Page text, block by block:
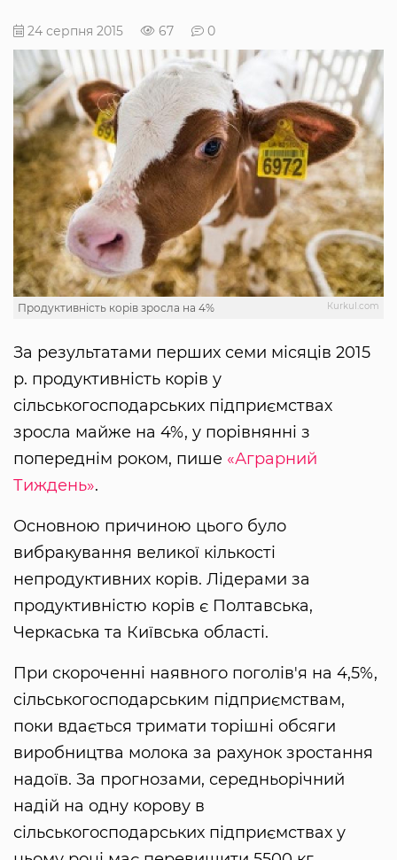
24 серпня 2015 67 0
Кurkul.com
Продуктивність корів зросла на 4%
За результатами перших семи місяців 2015
р. продуктивність корів у
сільськогосподарських підприємствах
зросла майже на 4%, у порівнянні з
попереднім роком, пише «Аграрний
Тиждень».
Основною причиною цього було
вибракування великої кількості
непродуктивних корів. Лідерами за
продуктивністю корів є Полтавська,
Черкаська та Київська області.
При скороченні наявного поголів'я на 4,5%,
сільськогосподарським підприємствам,
поки вдається тримати торішні обсяги
виробництва молока за рахунок зростання
надоїв. За прогнозами, середньорічний
надій на одну корову в
сільськогосподарських підприємствах у